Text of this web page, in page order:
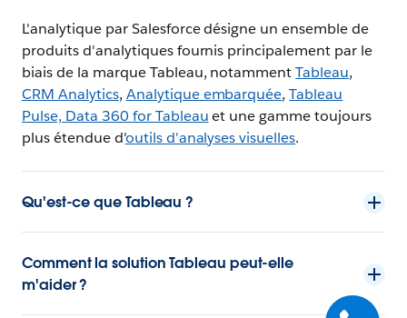
L'analytique par Salesforce désigne un ensemble de
produits d'analytiques fournis principalement par le
biais de la marque Tableau, notammentTableau,
CRM Analytics, Analytique embarquée,Tableau
Pulse, Data 360 for Tableauet une gamme toujours
plus étendue d'outils d'analyses visuelles.
Qu'est-ce que Tableau ?
Comment la solution Tableau peut-elle
m'aider ?